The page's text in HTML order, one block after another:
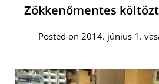
Zökkenőmentes
Posted on 2014. június 1.